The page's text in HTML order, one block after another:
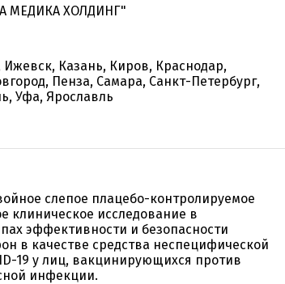
МЕДИКА ХОЛДИНГ"
Ижевск, Казань, Киров, Краснодар,
Пенза, Самара, Санкт-Петербург,
Уфа, Ярославль
слепое плацебо-контролируемое
клиническое исследование в
эффективности и безопасности
в качестве средства неспецифической
19 у лиц, вакцинирующихся против
инфекции.